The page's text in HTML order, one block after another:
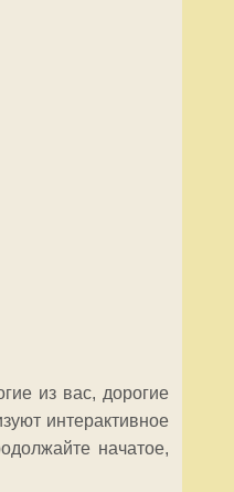
из вас, дорогие
интерактивное
начатое,